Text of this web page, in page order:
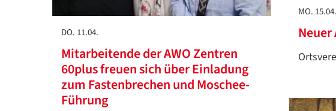
MO. 15.04.
Neuer
DO. 11.04.
Mitarbeitende der AWO Zentren
60plus freuen sich über Einladung
zum Fastenbrechen und Moschee-
Führung